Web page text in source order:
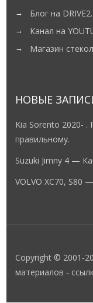
Блог на
Канал на
Магазин
НОВЫЕ
Kia Sorento 2020-
правильному.
Suzuki Jimny 4 —
VOLVO XC70,
Copyright © 2001-
материалов -